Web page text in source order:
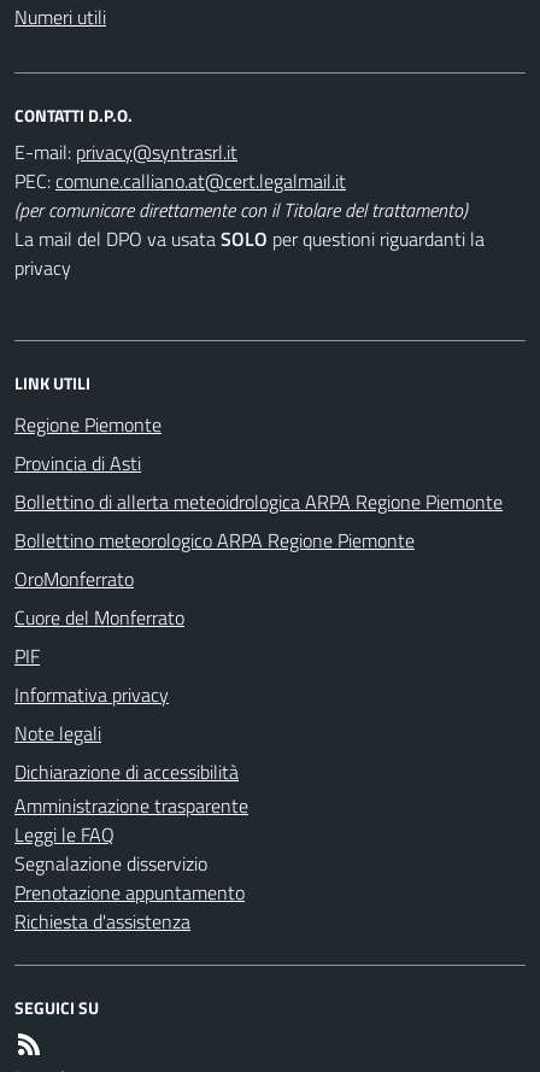
Numeri utili
CONTATTI D.P.O.
E-mail:
PEC:
(per comunicare direttamente con il Titolare del trattamento)
La mail del DPO va usataSOLO per questioni riguardanti la
privacy
LINK UTILI
Regione Piemonte
Provincia di Asti
Bollettino di allerta meteoidrologica ARPA Regione Piemonte
Bollettino meteorologico ARPA Regione Piemonte
OroMonferrato
Cuore del Monferrato
PIF
Informativa privacy
Note legali
Dichiarazione di accessibilità
Amministrazione trasparente
Leggi le FAQ
Segnalazione disservizio
Prenotazione appuntamento
Richiesta d'assistenza
SEGUICI SU